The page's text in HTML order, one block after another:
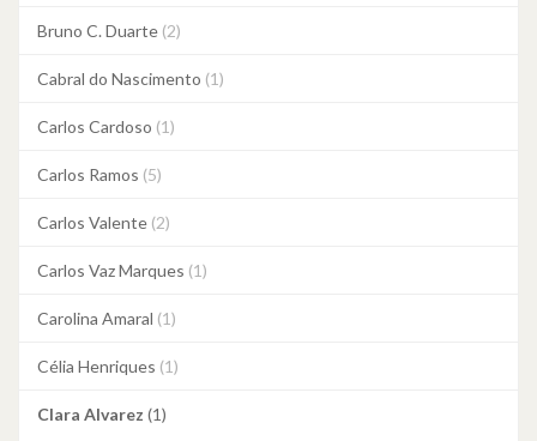
Bruno C. Duarte (2)
Cabral do Nascimento (1)
Carlos Cardoso (1)
Carlos Ramos (5)
Carlos Valente (2)
Carlos Vaz Marques (1)
Carolina Amaral (1)
Célia Henriques (1)
Clara Alvarez (1)